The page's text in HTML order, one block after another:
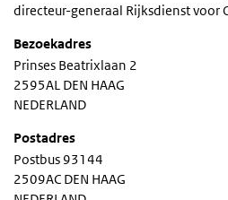
directeur-generaal Rijksdienst voor
Bezoekadres
Prinses Beatrixlaan 2
2595AL DEN HAAG
NEDERLAND
Postadres
Postbus 93144
2509AC DEN HAAG